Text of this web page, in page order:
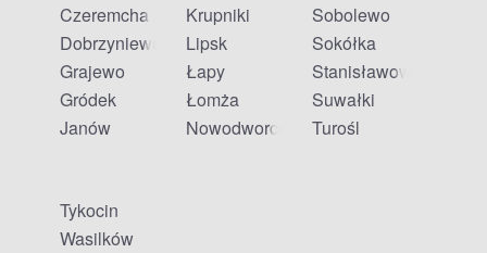
Czeremcha
Dobrzyniewo Duże
Grajewo
Gródek
Janów
Krupniki
Lipsk
Łapy
Łomża
Nowodworce
Sobolewo
Sokółka
Stanisławowo
Suwałki
Turośl
Tykocin
Wasilków